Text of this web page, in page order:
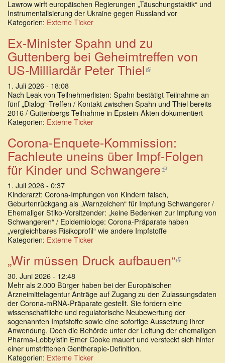
Lawrow wirft europäischen Regierungen „Täuschungstaktik“ und
Instrumentalisierung der Ukraine gegen Russland vor
Kategorien: Externe Ticker
Ex-Minister Spahn und zu
Guttenberg bei Geheimtreffen von
US-Milliardär Peter Thiel(Link
extern)
1. Juli 2026 - 18:08
Nach Leak von Teilnehmerlisten: Spahn bestätigt Teilnahme an
fünf „Dialog“-Treffen / Kontakt zwischen Spahn und Thiel bereits
2016 / Guttenbergs Teilnahme in Epstein-Akten dokumentiert
Kategorien: Externe Ticker
Corona-Enquete-Kommission:
Fachleute uneins über Impf-Folgen
für Kinder und Schwangere(Link
extern)
1. Juli 2026 - 0:37
Kinderarzt: Corona-Impfungen von Kindern falsch,
Geburtenrückgang als „Warnzeichen“ für Impfung Schwangerer /
Ehemaliger Stiko-Vorsitzender: „keine Bedenken zur Impfung von
Schwangeren“ / Epidemiologe: Corona-Präparate haben
„vergleichbares Risikoprofil“ wie andere Impfstoffe
Kategorien: Externe Ticker
„Wir müssen Druck aufbauen“(Link
extern)
30. Juni 2026 - 12:48
Mehr als 2.000 Bürger haben bei der Europäischen
Arzneimittelagentur Anträge auf Zugang zu den Zulassungsdaten
der Corona-mRNA-Präparate gestellt. Sie fordern eine
wissenschaftliche und regulatorische Neubewertung der
sogenannten Impfstoffe sowie eine sofortige Aussetzung ihrer
Anwendung. Doch die Behörde unter der Leitung der ehemaligen
Pharma-Lobbyistin Emer Cooke mauert und versteckt sich hinter
einer umstrittenen Gentherapie-Definition.
Kategorien: Externe Ticker